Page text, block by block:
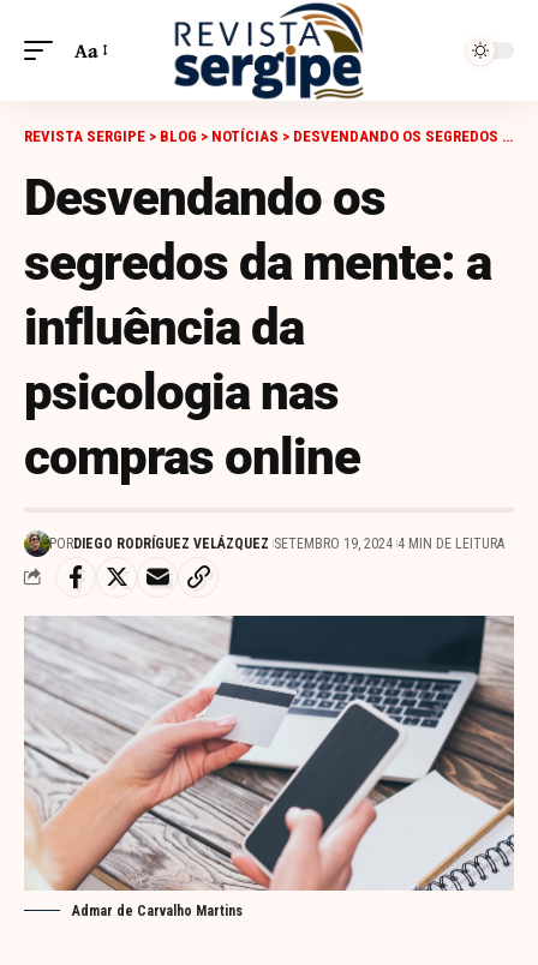
Aa
REVISTA SERGIPE > BLOG > NOTÍCIAS > DESVENDANDO OS SEGREDOS DA MENTE: A INFLUÊNCIA DA PSICOLOGIA NAS COMPRAS ONLINE
Desvendando os
segredos da mente: a
influência da
psicologia nas
compras online
PORDIEGO RODRÍGUEZ VELÁZQUEZ SETEMBRO 19, 2024 4 MIN DE LEITURA
Admar de Carvalho Martins